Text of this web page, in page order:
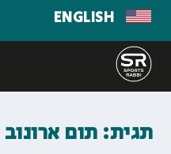
ENGLISH
תגית: תום ארונוב